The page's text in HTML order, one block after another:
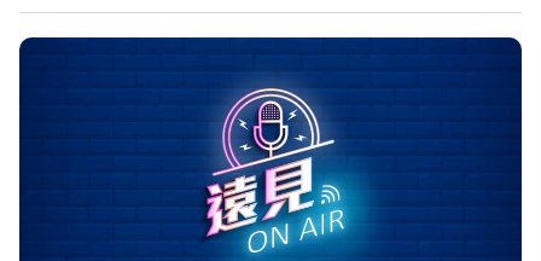
鄉子弟不僅能「回得來、留得下、活得好」，更為地方累積
迎向黃金十年的發展動能。 本集《遠見ON AIR》邀請嘉義
縣長翁章梁、立法委員蔡易餘、財信傳媒集團董事長謝金
河、紙風車劇團創辦人李永豐、以及嘉義縣人力發展所所長
許喻理。帶你深入剖析《嘉義被看見了》書中收錄的八年轉
型故事，讀懂這段洗天換地的歷程，並共同看見下一個黃金
十年的發展藍圖！ 🔺翁章梁縣長如何攜手團隊，在大牌林
立的科技版圖中搶先卡位亞創中心？🔺品牌如何雙重升級，